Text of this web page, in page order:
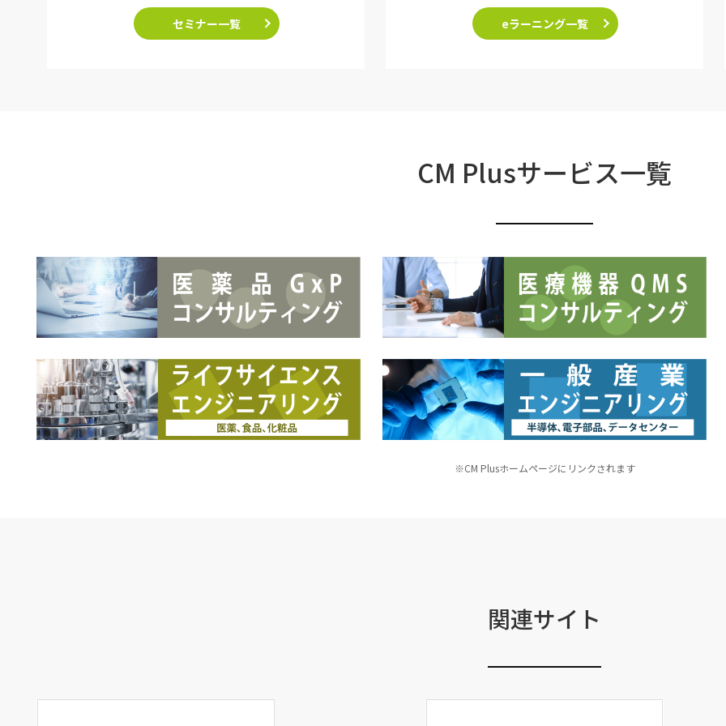
セミナー一覧 eラーニング一覧
CM Plusサービス一覧
※CM Plusホームページにリンクされます
関連サイト